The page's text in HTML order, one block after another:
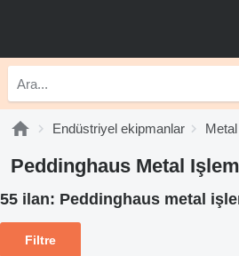
Endüstriyel ekipmanlar
Peddinghaus Metal
55 ilan: Peddinghaus metal
Filtre